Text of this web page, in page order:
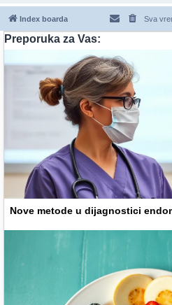
Index boarda Sva
Preporuka za Vas:
Nove metode u dijagnostici